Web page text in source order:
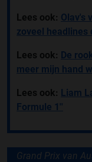
Lees ook: Olav's
zoveel headlines
Lees ook: De
meer mijn hand
Lees ook: Liam
Formule 1''
Grand Prix van